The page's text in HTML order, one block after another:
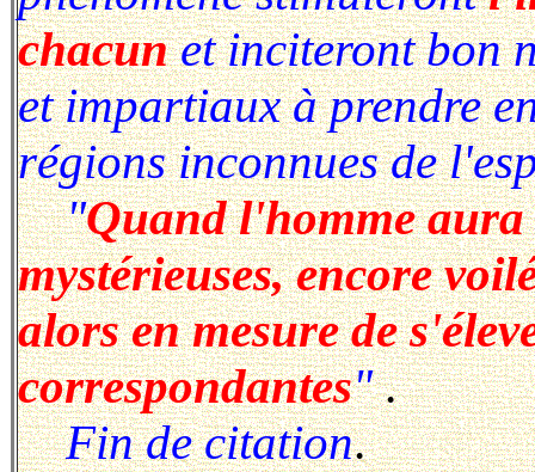
chacunet inciteront bon
et impartiaux à prendre
régions inconnues de
"Quand l'homme
mystérieuses, encore
alors en mesure de
correspondantes".
Fin de citation.